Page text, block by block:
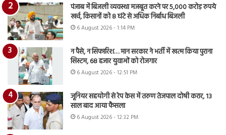
पंजाब में बिजली व्यवस्था मजबूत करने पर 5,000 करोड़ रुपये
खर्च, किसानों को 8 घंटे से अधिक निर्बाध बिजली
6 August 2026 - 1:14 PM
न पैसे, न सिफारिश… मान सरकार ने भर्ती में खत्म किया पुराना
सिस्टम, 68 हजार युवाओं को रोजगार
6 August 2026 - 12:51 PM
जूनियर सहयोगी से रेप केस में तरुण तेजपाल दोषी करार, 13
साल बाद आया फैसला
6 August 2026 - 12:32 PM